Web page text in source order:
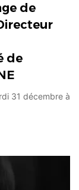
de
de
31 décembre à